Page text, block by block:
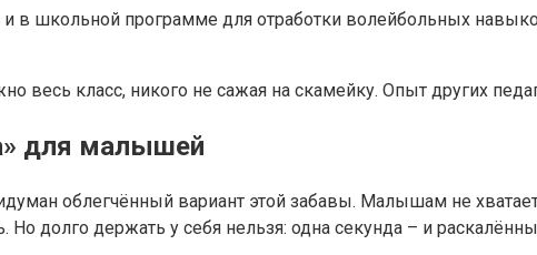
в школьной программе для отработки волейбольных
весь класс, никого не сажая на скамейку. Опыт других
для малышей
облегчённый вариант этой забавы. Малышам не
Но долго держать у себя нельзя: одна секунда – и